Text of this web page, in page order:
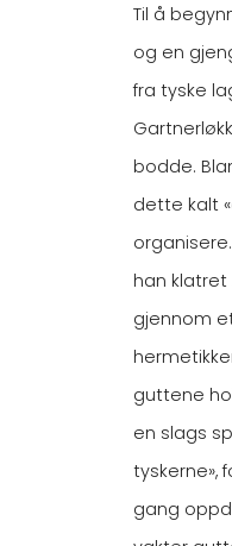
Til å
og en
fra tyske
bodde.
dette kalt
han klatret
gjennom
guttene
en slags
tyskerne»,
gang